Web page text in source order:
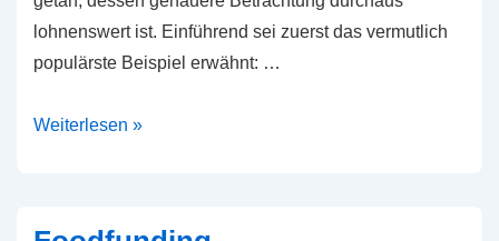
lohnenswert ist. Einführend sei zuerst das vermutlich
populärste Beispiel erwähnt: …
Crowdfunding
Weiterlesen »